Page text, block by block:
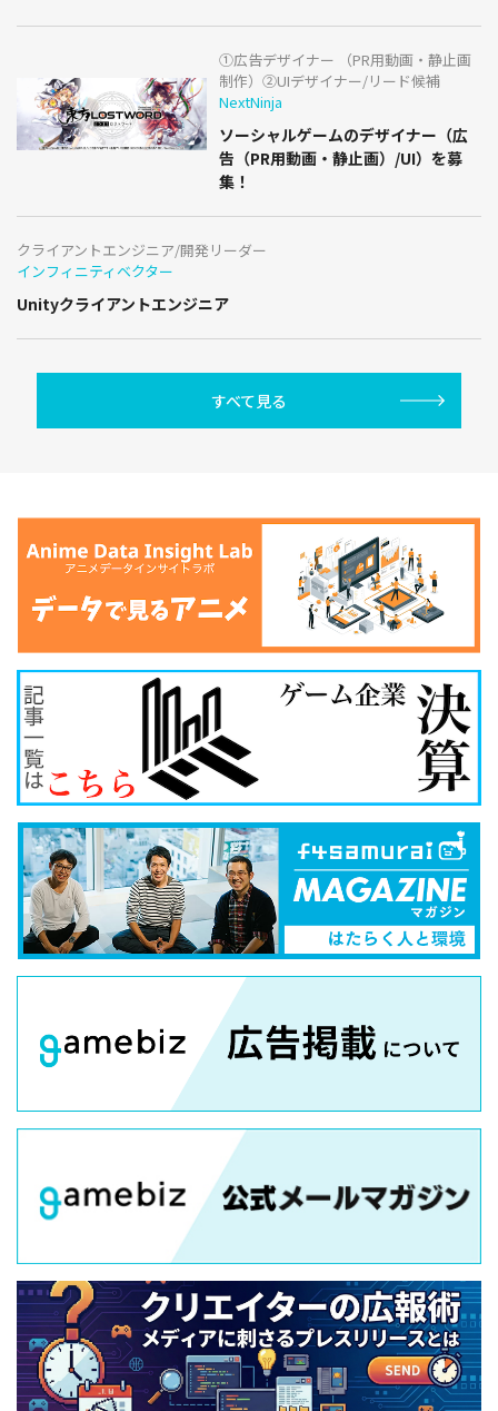
①広告デザイナー （PR用動画・静止画
制作）②UIデザイナー/リード候補
NextNinja
ソーシャルゲームのデザイナー（広
告（PR用動画・静止画）/UI）を募
集！
クライアントエンジニア/開発リーダー
インフィニティベクター
Unityクライアントエンジニア
すべて見る